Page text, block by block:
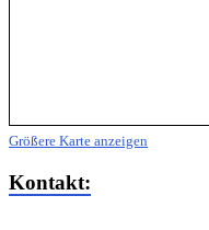
Größere Karte anzeigen
Kontakt: